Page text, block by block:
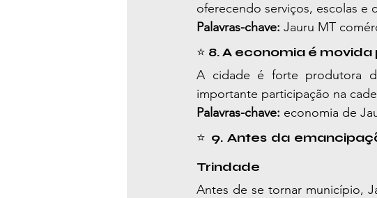
oferecendo serviços, escolas e
Palavras-chave: Jauru MT
⭐ 8. A economia é
A cidade é forte produtora
importante participação na
Palavras-chave: economia de
⭐ 9. Antes da
Trindade
Antes de se tornar município,